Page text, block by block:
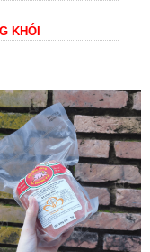
KHÓI